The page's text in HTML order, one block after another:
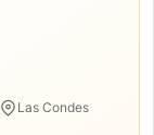
Las Condes